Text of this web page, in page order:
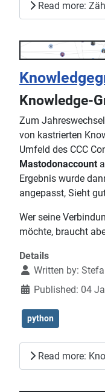
Read more:
Knowledge-
Zum
von kastrierten
Umfeld des CCC
Mastodonaccount
Ergebnis wurde
angepasst, Sieht
Wer seine
möchte, braucht
Details
Written by:
Published: 04
python
Read more: